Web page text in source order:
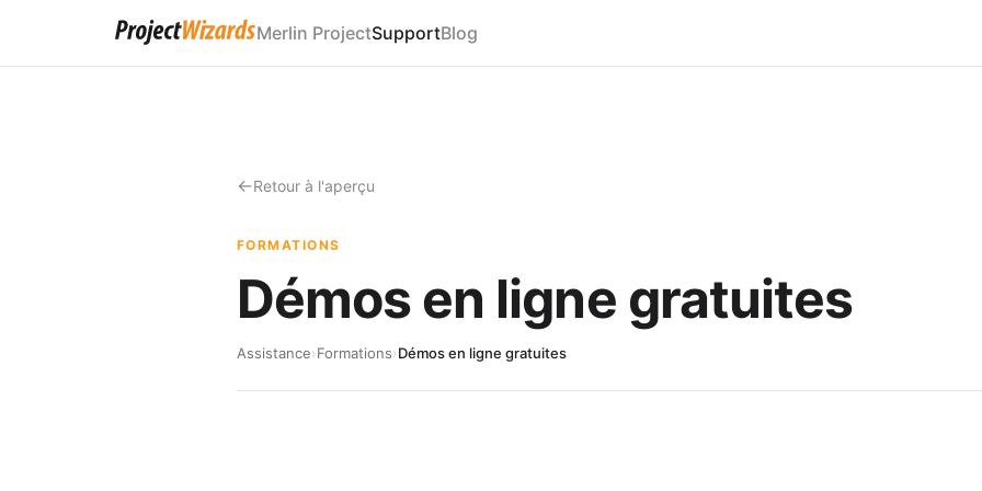
Merlin ProjectSupportBlog
Retour à l'aperçu
FORMATIONS
Démos en ligne gratuites
Assistance›Formations›Démos en ligne gratuites